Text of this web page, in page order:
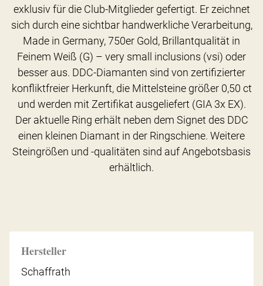
Hersteller
Schaffrath
exklusiv für die Club-Mitglieder gefertigt. Er zeichnet
sich durch eine sichtbar handwerkliche Verarbeitung,
Made in Germany, 750er Gold, Brillantqualität in
Feinem Weiß (G) – very small inclusions (vsi) oder
besser aus. DDC-Diamanten sind von zertifizierter
konfliktfreier Herkunft, die Mittelsteine größer 0,50 ct
und werden mit Zertifikat ausgeliefert (GIA 3x EX).
Der aktuelle Ring erhält neben dem Signet des DDC
einen kleinen Diamant in der Ringschiene. Weitere
Steingrößen und -qualitäten sind auf Angebotsbasis
erhältlich.